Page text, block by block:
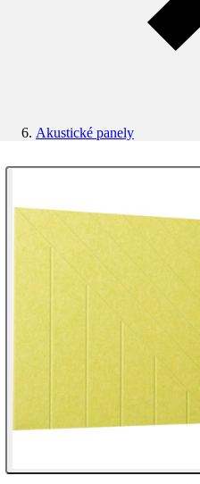
Akustické panely